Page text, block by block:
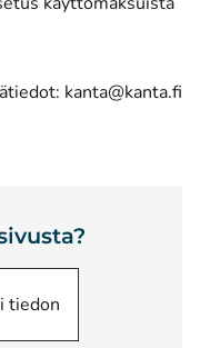
kanta@kanta.fi
tiedon